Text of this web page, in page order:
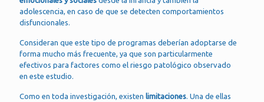
adolescencia, en caso de que se detecten comportamientos
disfuncionales.
Consideran que este tipo de programas deberían adoptarse de
forma mucho más frecuente, ya que son particularmente
efectivos para factores como el riesgo patológico observado
en este estudio.
Como en toda investigación, existen limitaciones. Una de ellas